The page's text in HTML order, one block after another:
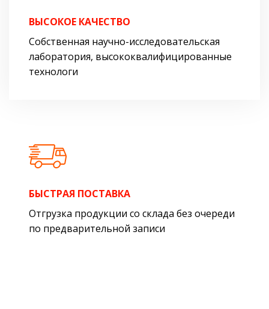
ВЫСОКОЕ КАЧЕСТВО
Собственная научно-исследовательская
лаборатория, высококвалифицированные
технологи
БЫСТРАЯ ПОСТАВКА
Отгрузка продукции со склада без очереди
по предварительной записи